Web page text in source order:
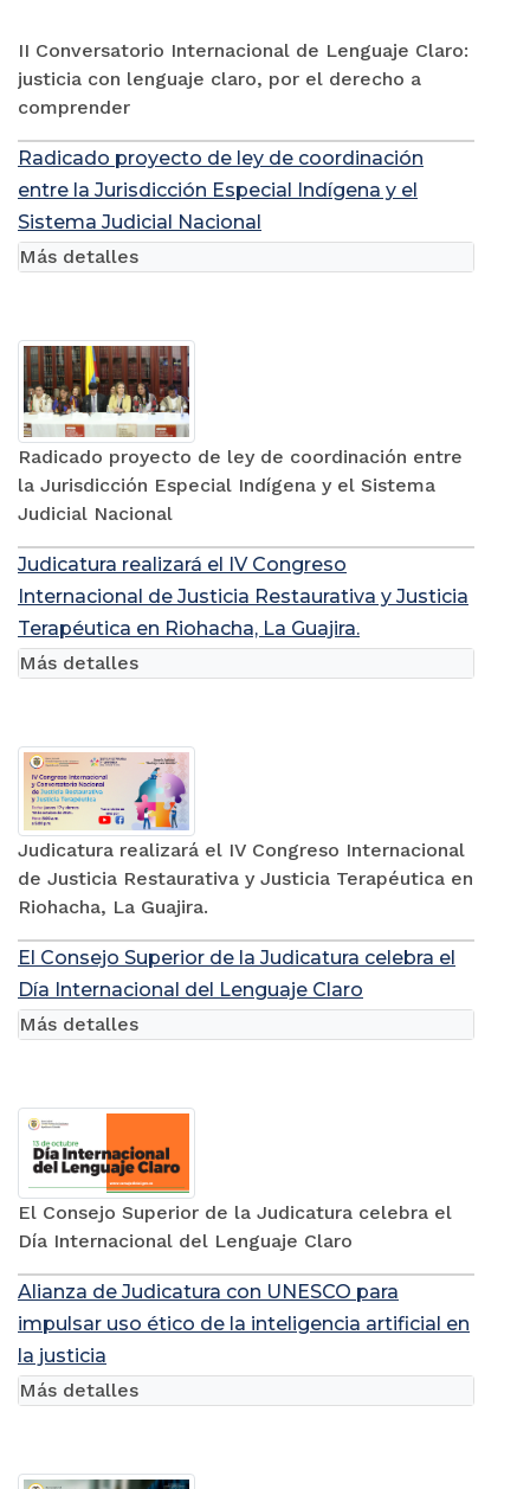
II Conversatorio Internacional de Lenguaje Claro:
justicia con lenguaje claro, por el derecho a
comprender
Radicado proyecto de ley de coordinación
entre la Jurisdicción Especial Indígena y el
Sistema Judicial Nacional
Radicado proyecto de ley de coordinación entre
la Jurisdicción Especial Indígena y el Sistema
Judicial Nacional
Más detalles
Judicatura realizará el IV Congreso
Internacional de Justicia Restaurativa y Justicia
Terapéutica en Riohacha, La Guajira.
Judicatura realizará el IV Congreso Internacional
de Justicia Restaurativa y Justicia Terapéutica en
Riohacha, La Guajira.
Más detalles
El Consejo Superior de la Judicatura celebra el
Día Internacional del Lenguaje Claro
El Consejo Superior de la Judicatura celebra el
Día Internacional del Lenguaje Claro
Más detalles
Alianza de Judicatura con UNESCO para
impulsar uso ético de la inteligencia artificial en
la justicia
Más detalles